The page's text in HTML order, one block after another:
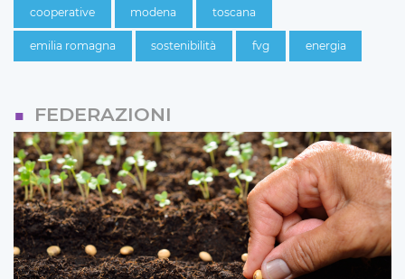
cooperative modena toscana
emilia romagna sostenibilità fvg energia
FEDERAZIONI